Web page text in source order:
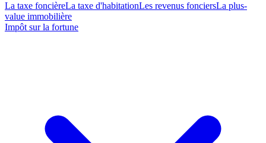
La taxe foncièreLa taxe d'habitationLes revenus fonciersLa plus-
value immobilière
Impôt sur la fortune